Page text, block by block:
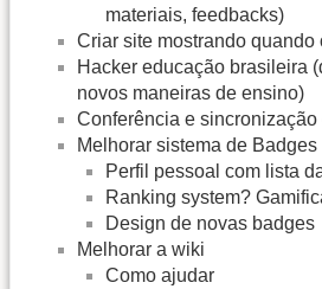
materiais, feedbacks)
Criar site mostrando quando
Hacker educação brasileira
novos maneiras de ensino)
Conferência e
Melhorar sistema de Badges
Perfil pessoal com lista
Ranking system?
Design de novas badges
Melhorar a wiki
Como ajudar